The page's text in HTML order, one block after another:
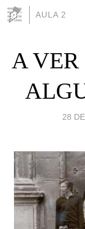
AULA 2
A VER
28